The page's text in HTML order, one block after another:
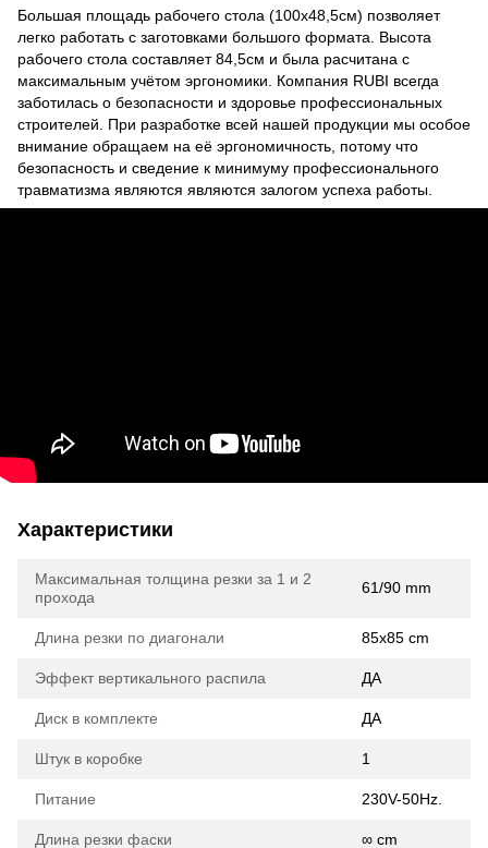
Большая площадь рабочего стола (100х48,5см) позволяет
легко работать с заготовками большого формата. Высота
рабочего стола составляет 84,5см и была расчитана с
максимальным учётом эргономики. Компания RUBI всегда
заботилась о безопасности и здоровье профессиональных
строителей. При разработке всей нашей продукции мы особое
внимание обращаем на её эргономичность, потому что
безопасность и сведение к минимуму профессионального
травматизма являются являются залогом успеха работы.
Характеристики
Максимальная толщина резки за 1 и 2
прохода
61/90 mm
Длина резки по диагонали 85x85 cm
Эффект вертикального распила ДА
Диск в комплекте ДА
Штук в коробке 1
Питание 230V-50Hz.
Длина резки фаски ∞ cm